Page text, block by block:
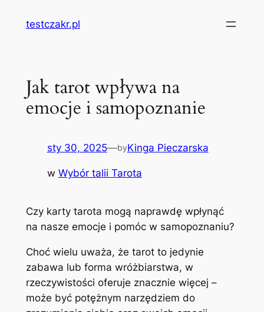
testczakr.pl
Jak tarot wpływa na
emocje i samopoznanie
sty 30, 2025—byKinga Pieczarska
w Wybór talii Tarota
Czy karty tarota mogą naprawdę wpłynąć
na nasze emocje i pomóc w samopoznaniu?
Choć wielu uważa, że tarot to jedynie
zabawa lub forma wróżbiarstwa, w
rzeczywistości oferuje znacznie więcej –
może być potężnym narzędziem do